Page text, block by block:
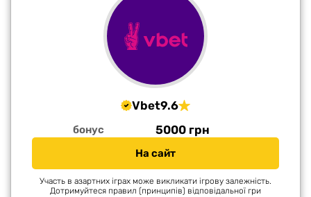
Vbet9.6
бонус 5000 грн
На сайт
Участь в азартних іграх може викликати ігрову залежність.
Дотримуйтеся правил (принципів) відповідальної гри